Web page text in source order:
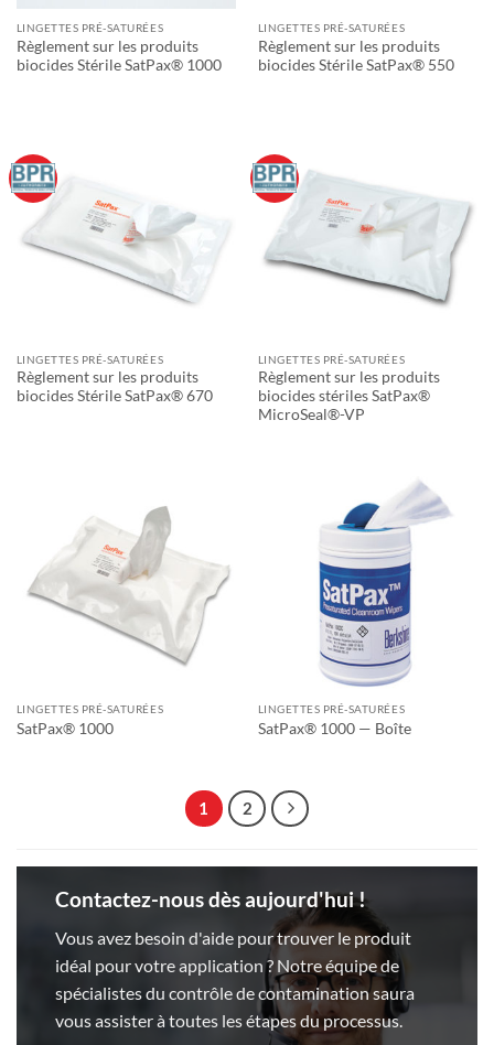
LINGETTES PRÉ-SATURÉES
Règlement sur les produits
biocides Stérile SatPax® 1000
LINGETTES PRÉ-SATURÉES
Règlement sur les produits
biocides Stérile SatPax® 550
LINGETTES PRÉ-SATURÉES
Règlement sur les produits
biocides Stérile SatPax® 670
LINGETTES PRÉ-SATURÉES
Règlement sur les produits
biocides stériles SatPax®
MicroSeal®-VP
LINGETTES PRÉ-SATURÉES
SatPax® 1000
LINGETTES PRÉ-SATURÉES
SatPax® 1000 — Boîte
1 2
Contactez-nous dès aujourd'hui !
Vous avez besoin d'aide pour trouver le produit
idéal pour votre application ? Notre équipe de
spécialistes du contrôle de contamination saura
vous assister à toutes les étapes du processus.